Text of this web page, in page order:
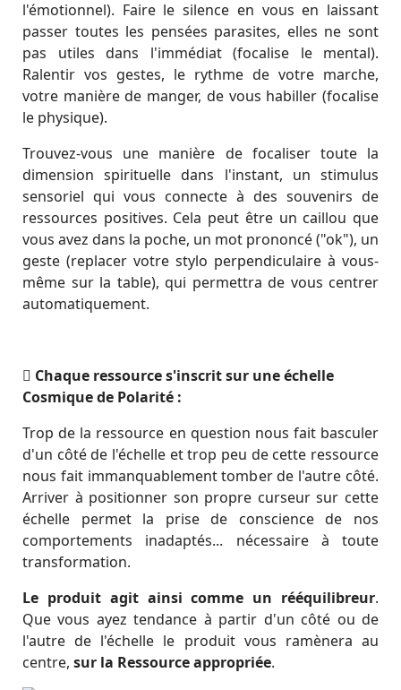
l'émotionnel). Faire le silence en vous en laissant
passer toutes les pensées parasites, elles ne sont
pas utiles dans l'immédiat (focalise le mental).
Ralentir vos gestes, le rythme de votre marche,
votre manière de manger, de vous habiller (focalise
le physique).
Trouvez-vous une manière de focaliser toute la
dimension spirituelle dans l'instant, un stimulus
sensoriel qui vous connecte à des souvenirs de
ressources positives. Cela peut être un caillou que
vous avez dans la poche, un mot prononcé ("ok"), un
geste (replacer votre stylo perpendiculaire à vous-
même sur la table), qui permettra de vous centrer
automatiquement.
Chaque ressource s'inscrit sur une échelle
Cosmique de Polarité :
Trop de la ressource en question nous fait basculer
d'un côté de l'échelle et trop peu de cette ressource
nous fait immanquablement tomber de l'autre côté.
Arriver à positionner son propre curseur sur cette
échelle permet la prise de conscience de nos
comportements inadaptés... nécessaire à toute
transformation.
Le produit agit ainsi comme un rééquilibreur.
Que vous ayez tendance à partir d'un côté ou de
l'autre de l'échelle le produit vous ramènera au
centre, sur la Ressource appropriée.